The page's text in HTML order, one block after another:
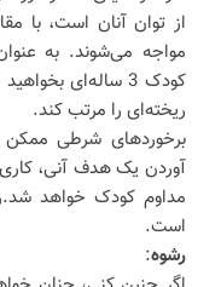
از توان آنان است، با
مواجه می‌شوند. به
کودک 3 ساله‌ای
ریخته‌ای را مرتب کند.
برخوردهای شرطی
آوردن یک هدف آنی،
مداوم کودک خواهد
است.
رشوه: